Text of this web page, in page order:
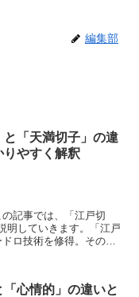
編集部
と「天満切子」の違
りやすく解釈
記事では、「江戸切
明していきます。「江戸
ロ技術を修得。その後
「心情的」の違いと